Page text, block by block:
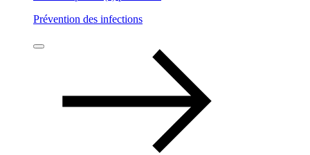
Prévention des infections